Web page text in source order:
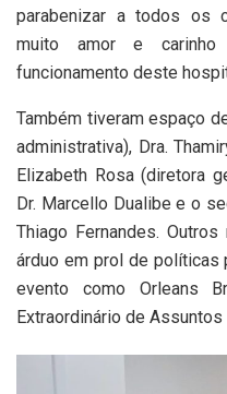
parabenizar a todos os
muito amor e
funcionamento deste
Também tiveram espaço
administrativa), Dra.
Elizabeth Rosa (diretora
Dr. Marcello Dualibe e o
Thiago Fernandes.
árduo em prol de políticas
evento como Orleans
Extraordinário de